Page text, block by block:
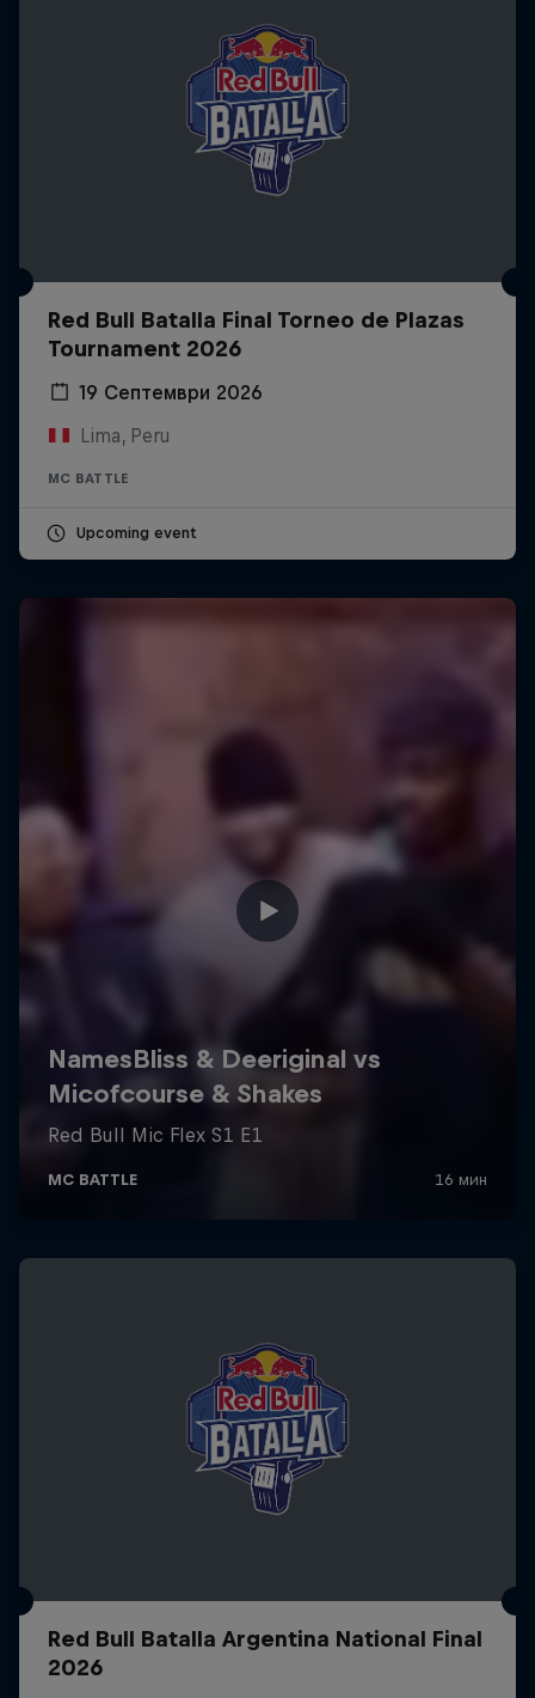
Red Bull Batalla Final Torneo de Plazas
Tournament 2026
19 Септември 2026
Lima, Peru
MC BATTLE
Upcoming event
Red Bull Batalla Argentina National Final
2026